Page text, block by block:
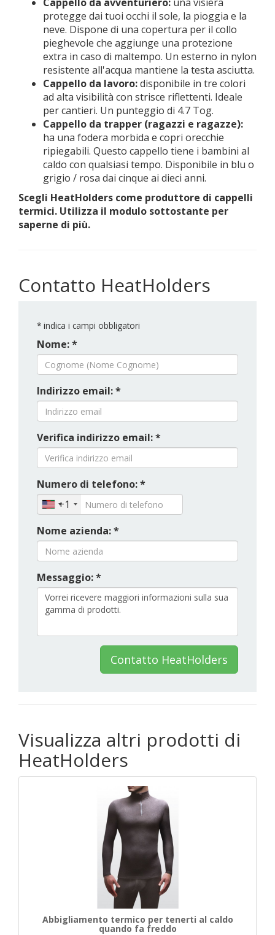
protegge dai tuoi occhi il sole, la pioggia e la
neve. Dispone di una copertura per il collo
pieghevole che aggiunge una protezione
extra in caso di maltempo. Un esterno in nylon
resistente all'acqua mantiene la testa asciutta.
Cappello da lavoro:disponibile in tre colori
ad alta visibilità con strisce riflettenti. Ideale
per cantieri. Un punteggio di 4.7 Tog.
Cappello da trapper (ragazzi e ragazze):
ha una fodera morbida e copri orecchie
ripiegabili. Questo cappello tiene i bambini al
caldo con qualsiasi tempo. Disponibile in blu o
grigio / rosa dai cinque ai dieci anni.
Scegli HeatHolders come produttore di cappelli
termici. Utilizza il modulo sottostante per
saperne di più.
Contatto HeatHolders
* indica i campi obbligatori
Nome: *
Indirizzo email: *
Verifica indirizzo email: *
Numero di telefono: *
+1
Nome azienda: *
Messaggio: *
Contatto HeatHolders
Visualizza altri prodotti di
HeatHolders
Abbigliamento termico per tenerti al caldo
quando fa freddo